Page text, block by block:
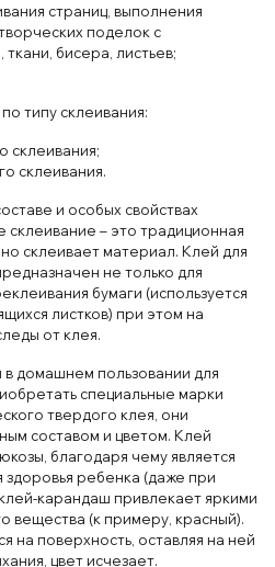
страниц, выполнения
поделок с
бисера, листьев;
типу склеивания:
склеивания;
склеивания.
и особых свойствах
склеивание – это традиционная
склеивает материал. Клей для
не только для
бумаги (используется
листков) при этом на
от клея.
в домашнем пользовании для
специальные марки
твердого клея, они
составом и цветом. Клей
благодаря чему является
ребенка (даже при
карандаш привлекает яркими
вещества (к примеру, красный).
на поверхность, оставляя на ней
цвет исчезает.